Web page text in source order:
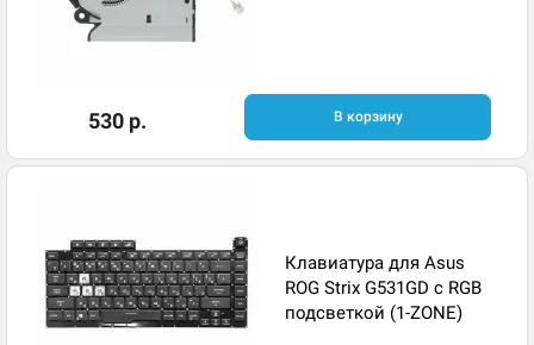
530 р. В корзину
Клавиатура для Asus
ROG Strix G531GD с RGB
подсветкой (1-ZONE)